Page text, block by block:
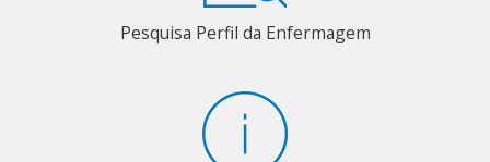
Pesquisa Perfil da Enfermagem